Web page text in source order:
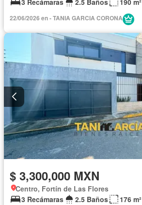
22/06/2026 en - TANIA GARCIA CORONA
$ 3,300,000 MXN
Centro, Fortín de Las Flores
3 Recámaras
2.5 Baños 176 m²